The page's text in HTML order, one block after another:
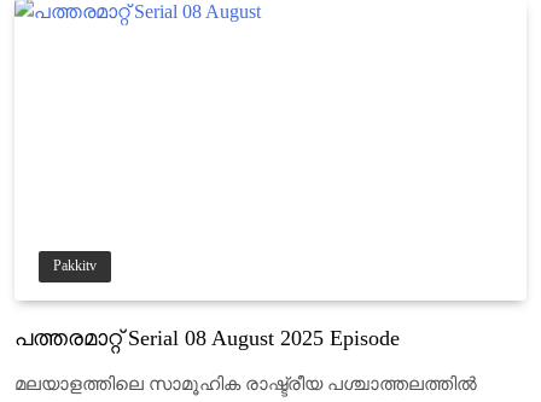
Pakkitv
പത്തരമാറ്റ് Serial 08 August 2025 Episode
മലയാളത്തിലെ സാമൂഹിക രാഷ്ട്രീയ പശ്ചാത്തലത്തിൽ